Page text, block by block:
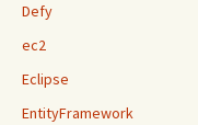
Defy
ec2
Eclipse
EntityFramework